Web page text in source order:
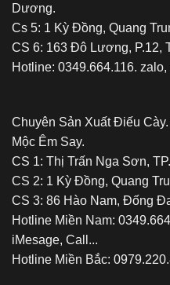
Dương.
Cs 5: 1 Kỳ Đồng, Quang
CS 6: 163 Đô Lương, P.12,
Hotline: 0349.664.116.
Chuyên Sản Xuất Điếu
Mộc Êm Say.
CS 1: Thị Trấn Nga Sơn,
CS 2: 1 Kỳ Đồng, Quang
CS 3: 86 Hào Nam, Đống
Hotline Miền Nam:
iMesage, Call...
Hotline Miền Bắc: